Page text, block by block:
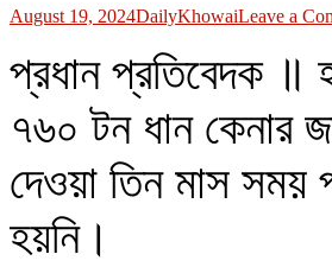
August 19, 2024DailyKhowaiLeave a
প্রধান প্রতিবেদক ॥
৭৬০ টন ধান কেনার
দেওয়া তিন মাস
হয়নি।